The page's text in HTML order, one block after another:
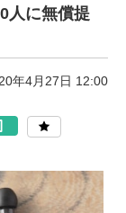
人に無償提
年4月27日 12:00